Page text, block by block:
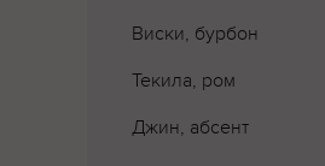
Виски, бурбон
Текила, ром
Джин, абсент